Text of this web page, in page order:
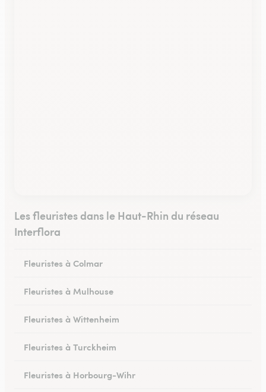
Les fleuristes dans le Haut-Rhin du réseau
Interflora
Fleuristes à Colmar
Fleuristes à Mulhouse
Fleuristes à Wittenheim
Fleuristes à Turckheim
Fleuristes à Horbourg-Wihr